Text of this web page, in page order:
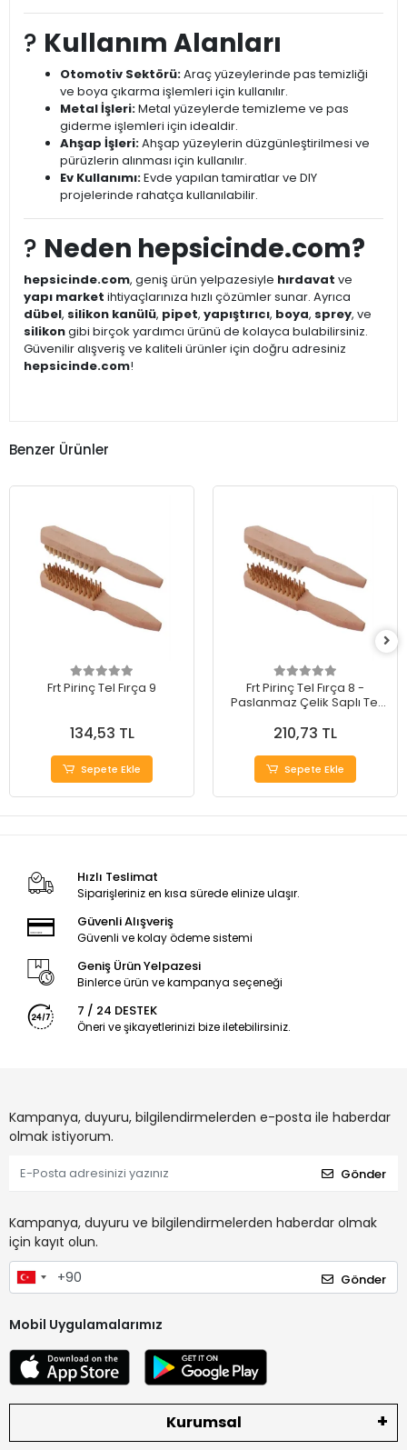
?️ Kullanım Alanları
Otomotiv Sektörü:Araç yüzeylerinde pas temizliği
ve boya çıkarma işlemleri için kullanılır.
Metal İşleri:Metal yüzeylerde temizleme ve pas
giderme işlemleri için idealdir.
Ahşap İşleri:Ahşap yüzeylerin düzgünleştirilmesi ve
pürüzlerin alınması için kullanılır.
Ev Kullanımı:Evde yapılan tamiratlar ve DIY
projelerinde rahatça kullanılabilir.
? Neden hepsicinde.com?
hepsicinde.com, geniş ürün yelpazesiyle hırdavat ve
yapı market ihtiyaçlarınıza hızlı çözümler sunar. Ayrıca
dübel, silikon kanülü, pipet, yapıştırıcı, boya, sprey, ve
silikongibi birçok yardımcı ürünü de kolayca bulabilirsiniz.
Güvenilir alışveriş ve kaliteli ürünler için doğru adresiniz
hepsicinde.com!
Benzer Ürünler
Frt Pirinç Tel Fırça 9
134,53 TL
Sepete Ekle
Frt Pirinç Tel Fırça 8 -
Paslanmaz Çelik Saplı Tel
210,73 TL
Sepete Ekle
Hızlı Teslimat
Siparişleriniz en kısa sürede elinize ulaşır.
Güvenli Alışveriş
Güvenli ve kolay ödeme sistemi
Geniş Ürün Yelpazesi
Binlerce ürün ve kampanya seçeneği
7 / 24 DESTEK
Öneri ve şikayetlerinizi bize iletebilirsiniz.
Kampanya, duyuru, bilgilendirmelerden e-posta ile haberdar
olmak istiyorum.
Gönder
Kampanya, duyuru ve bilgilendirmelerden haberdar olmak
için kayıt olun.
Gönder
Mobil Uygulamalarımız
Kurumsal